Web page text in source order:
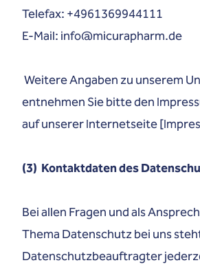
Telefax: +4961369944111
E-Mail: info@micurapharm.de
Weitere Angaben zu unserem
entnehmen Sie bitte den
auf unserer Internetseite [
(3) Kontaktdaten des
Bei allen Fragen und als
Thema Datenschutz bei uns
Datenschutzbeauftragter